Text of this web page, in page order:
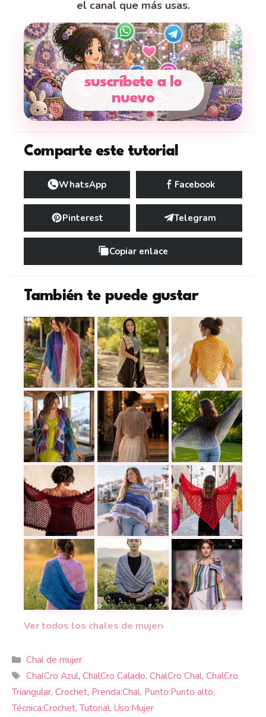
el canal que más usas.
suscríbete a lo
nuevo
Comparte este tutorial
WhatsApp Facebook
Pinterest Telegram
Copiar enlace
También te puede gustar
Chal Belofte a crochet: un diseño calado con
Cómo tejer un bello chal a
Cómo tejer un
Te encantará este chal a crochet con flores y
Chal Odisea a crochet: una
Un chal a crochet
Chal rectangular de flores a crochet: elegante,
Teje el chal Nautilus: un diseño
22 tutoriales de
Chal asimétrico a
Ver todos los chales de mujer›
Categorías
Chal de mujer
Etiquetas
ChalCro Azul, ChalCro Calado, ChalCro Chal, ChalCro
Triangular, Crochet, Prenda:Chal, Punto:Punto alto,
Técnica:Crochet, Tutorial, Uso:Mujer